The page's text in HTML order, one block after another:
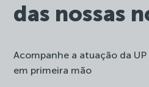
das nossas
Acompanhe a atuação da
em primeira mão